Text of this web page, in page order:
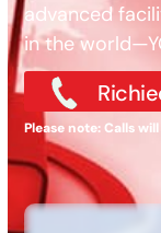
advanced
in the
Please note: Calls